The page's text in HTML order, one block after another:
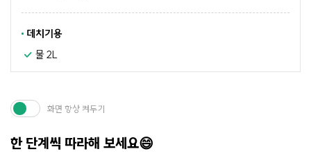
데치기용
물 2L
한 단계씩 따라해 보세요😄
화면 항상 켜두기